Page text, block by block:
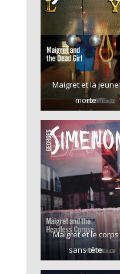
Maigret et la jeune
morte
Maigret et le corps
sans tête